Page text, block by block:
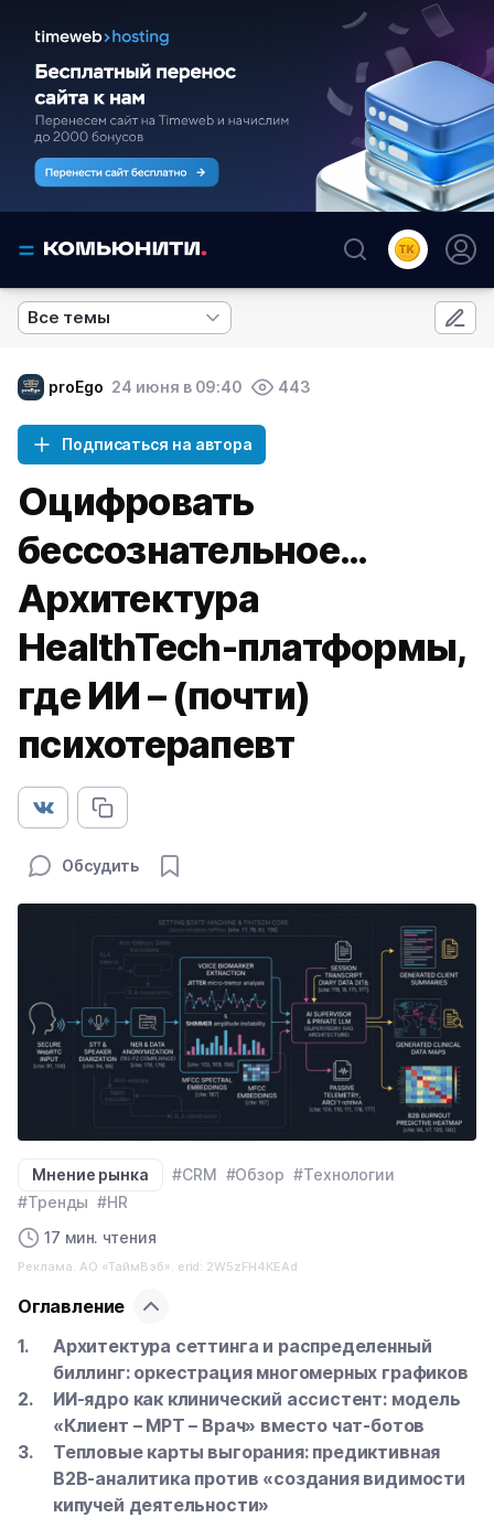
Все темы
proEgo 24 июня в 09:40 443
Подписаться на автора
Оцифровать
бессознательное…
Архитектура
HealthTech-платформы,
где ИИ – (почти)
психотерапевт
Обсудить
Мнение рынка #CRM #Обзор #Технологии
#Тренды #HR
17 мин. чтения
Реклама. АО «ТаймВэб». erid: 2W5zFH4KEAd
Оглавление
Архитектура сеттинга и распределенный
биллинг: оркестрация многомерных графиков
ИИ-ядро как клинический ассистент: модель
«Клиент – МРТ – Врач» вместо чат-ботов
Тепловые карты выгорания: предиктивная
B2B-аналитика против «создания видимости
кипучей деятельности»